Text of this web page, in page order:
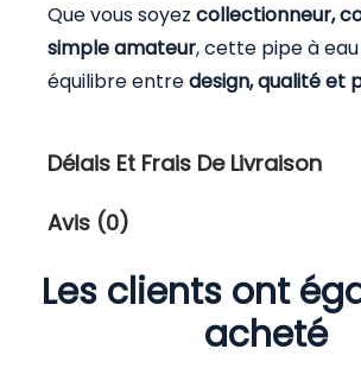
Que vous soyez collectionneur,
simple amateur, cette pipe à
équilibre entredesign, qualité et
Délais Et Frais De Livraison
Avis (0)
Les clients ont
acheté